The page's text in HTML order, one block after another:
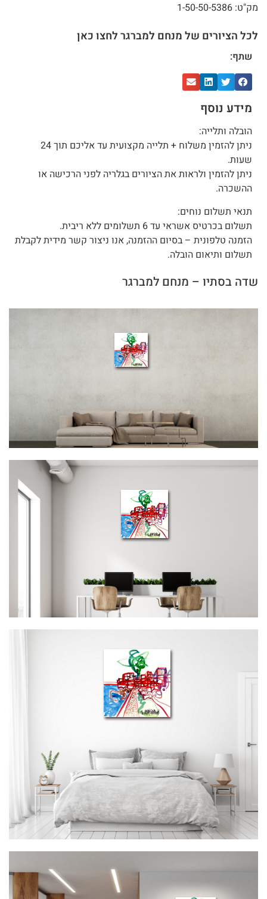
מק"ט: 1-50-50-5386
לכל הציורים של מנחם למברגר לחצו כאן
שתף:
מידע נוסף
הובלה ותלייה:
ניתן להזמין משלוח + תלייה מקצועית עד אליכם תוך 24
שעות.
ניתן להזמין ולראות את הציורים בגלריה לפני הרכישה או
ההשכרה.
תנאי תשלום נוחים:
תשלום בכרטיס אשראי עד 6 תשלומים ללא ריבית.
הזמנה טלפונית – בסיום ההזמנה, אנו ניצור קשר מידית לקבלת
תשלום ותיאום הובלה.
שדה בסתיו – מנחם למברגר